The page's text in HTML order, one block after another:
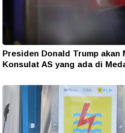
Presiden Donald Trump akan
Konsulat AS yang ada di